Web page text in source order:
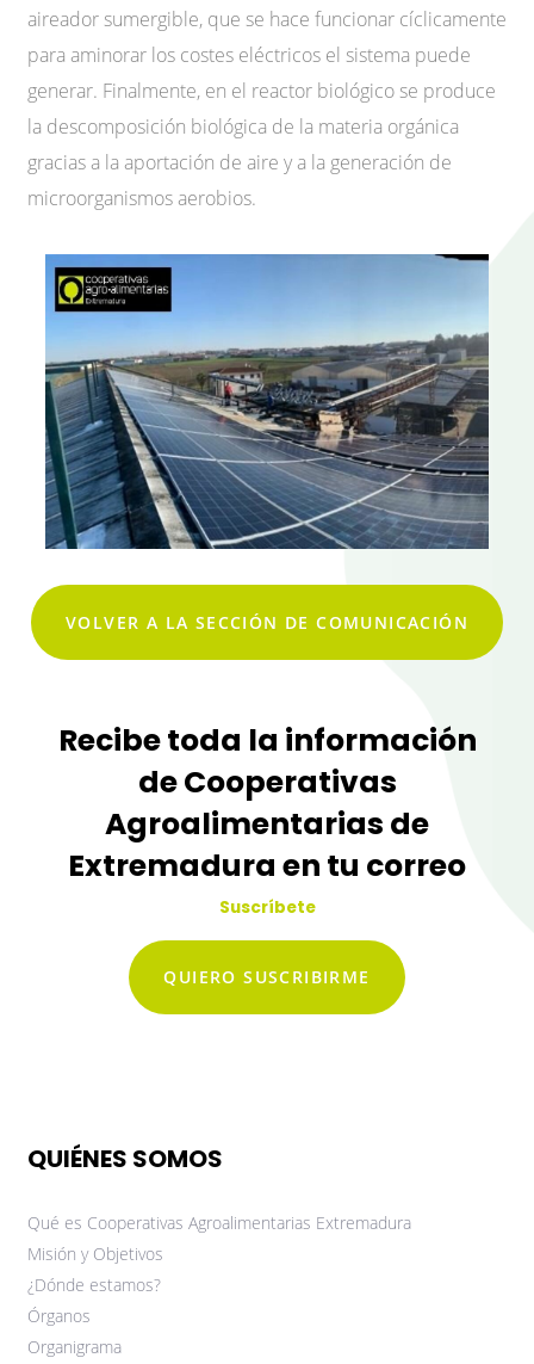
aireador sumergible, que se hace funcionar cíclicamente
para aminorar los costes eléctricos el sistema puede
generar. Finalmente, en el reactor biológico se produce
la descomposición biológica de la materia orgánica
gracias a la aportación de aire y a la generación de
microorganismos aerobios.
VOLVER A LA SECCIÓN DE COMUNICACIÓN
Recibe toda la información
de Cooperativas
Agroalimentarias de
Extremadura en tu correo
Suscríbete
QUIERO SUSCRIBIRME
QUIÉNES SOMOS
Qué es Cooperativas Agroalimentarias Extremadura
Misión y Objetivos
¿Dónde estamos?
Órganos
Organigrama